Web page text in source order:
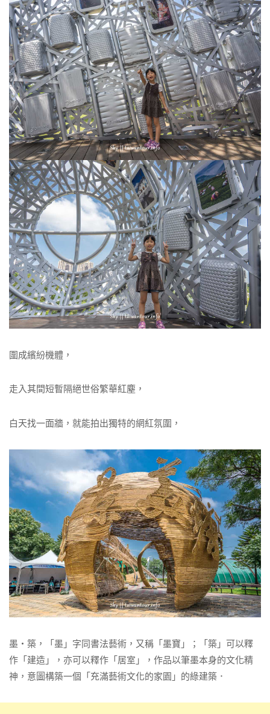
圍成繽紛機體，
走入其間短暫隔絕世俗繁華紅塵，
白天找一面牆，就能拍出獨特的網紅氛圍，
墨‧築，「墨」字同書法藝術，又稱「墨寶」；「築」可以釋
作「建造」，亦可以釋作「居室」，作品以筆墨本身的文化精
神，意圖構築一個「充滿藝術文化的家園」的綠建築．